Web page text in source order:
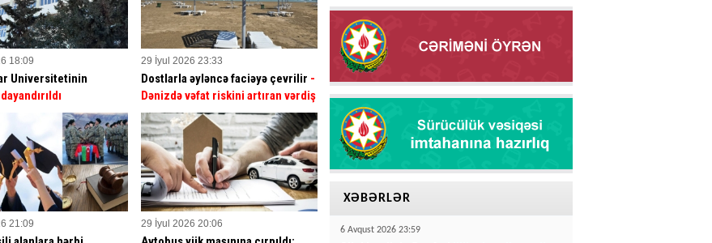
18:09
Universitetinin
29 İyul 2026 23:33
Dostlarla əyləncə faciəyə çevrilir -
Dənizdə vəfat riskini artıran vərdiş
21:09 29 İyul 2026 20:06
XƏBƏRLƏR
6 Avqust 2026 23:59